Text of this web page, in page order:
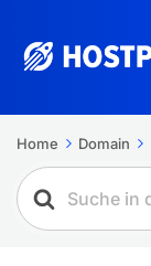
Home Domain